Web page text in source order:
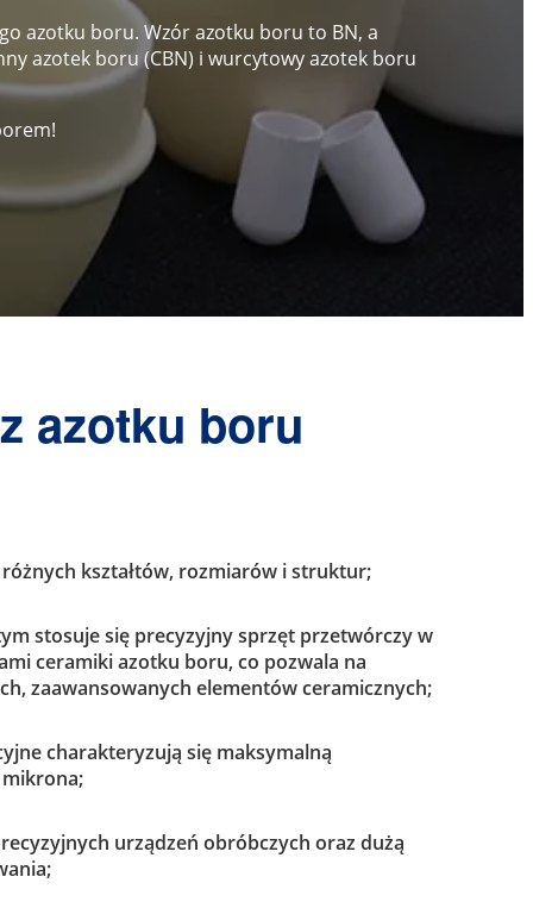
azotku boru. Wzór azotku boru to BN, a
azotek boru (CBN) i wurcytowy azotek boru
azotku boru
kształtów, rozmiarów i struktur;
stosuje się precyzyjny sprzęt przetwórczy w
ceramiki azotku boru, co pozwala na
zaawansowanych elementów ceramicznych;
charakteryzują się maksymalną
mikrona;
urządzeń obróbczych oraz dużą